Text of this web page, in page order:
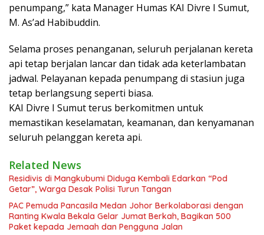
penumpang,” kata Manager Humas KAI Divre I Sumut,
M. As’ad Habibuddin.
Selama proses penanganan, seluruh perjalanan kereta
api tetap berjalan lancar dan tidak ada keterlambatan
jadwal. Pelayanan kepada penumpang di stasiun juga
tetap berlangsung seperti biasa.
KAI Divre I Sumut terus berkomitmen untuk
memastikan keselamatan, keamanan, dan kenyamanan
seluruh pelanggan kereta api.
Related News
Residivis di Mangkubumi Diduga Kembali Edarkan “Pod
Getar”, Warga Desak Polisi Turun Tangan
PAC Pemuda Pancasila Medan Johor Berkolaborasi dengan
Ranting Kwala Bekala Gelar Jumat Berkah, Bagikan 500
Paket kepada Jemaah dan Pengguna Jalan